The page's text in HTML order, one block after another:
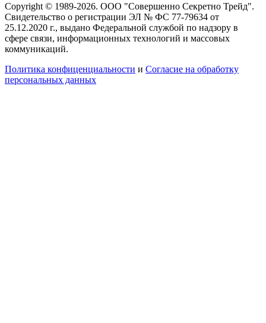
Copyright © 1989-2026. ООО "Совершенно Секретно Трейд".
Свидетельство о регистрации ЭЛ № ФС 77-79634 от
25.12.2020 г., выдано Федеральной службой по надзору в
сфере связи, информационных технологий и массовых
коммуникаций.
Политика конфиценциальности и Согласие на обработку
персональных данных